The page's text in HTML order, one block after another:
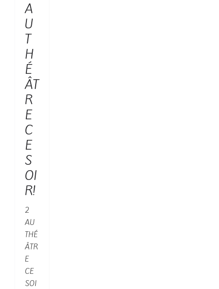
A
U
T
H
É
ÂT
R
E
C
E
S
OI
R!
2
AU
THÉ
ÂTR
E
CE
SOI